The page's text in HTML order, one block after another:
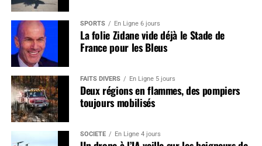
SPORTS En Ligne 6 jours
La folie Zidane vide déjà le Stade de
France pour les Bleus
FAITS DIVERS En Ligne 5 jours
Deux régions en flammes, des pompiers
toujours mobilisés
SOCIÉTÉ En Ligne 4 jours